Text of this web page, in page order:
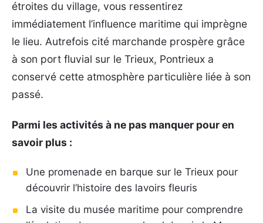
étroites du village, vous ressentirez
immédiatement l’influence maritime qui imprègne
le lieu. Autrefois cité marchande prospère grâce
à son port fluvial sur le Trieux, Pontrieux a
conservé cette atmosphère particulière liée à son
passé.
Parmi les activités à ne pas manquer pour en
savoir plus :
Une promenade en barque sur le Trieux pour
découvrir l’histoire des lavoirs fleuris
La visite du musée maritime pour comprendre